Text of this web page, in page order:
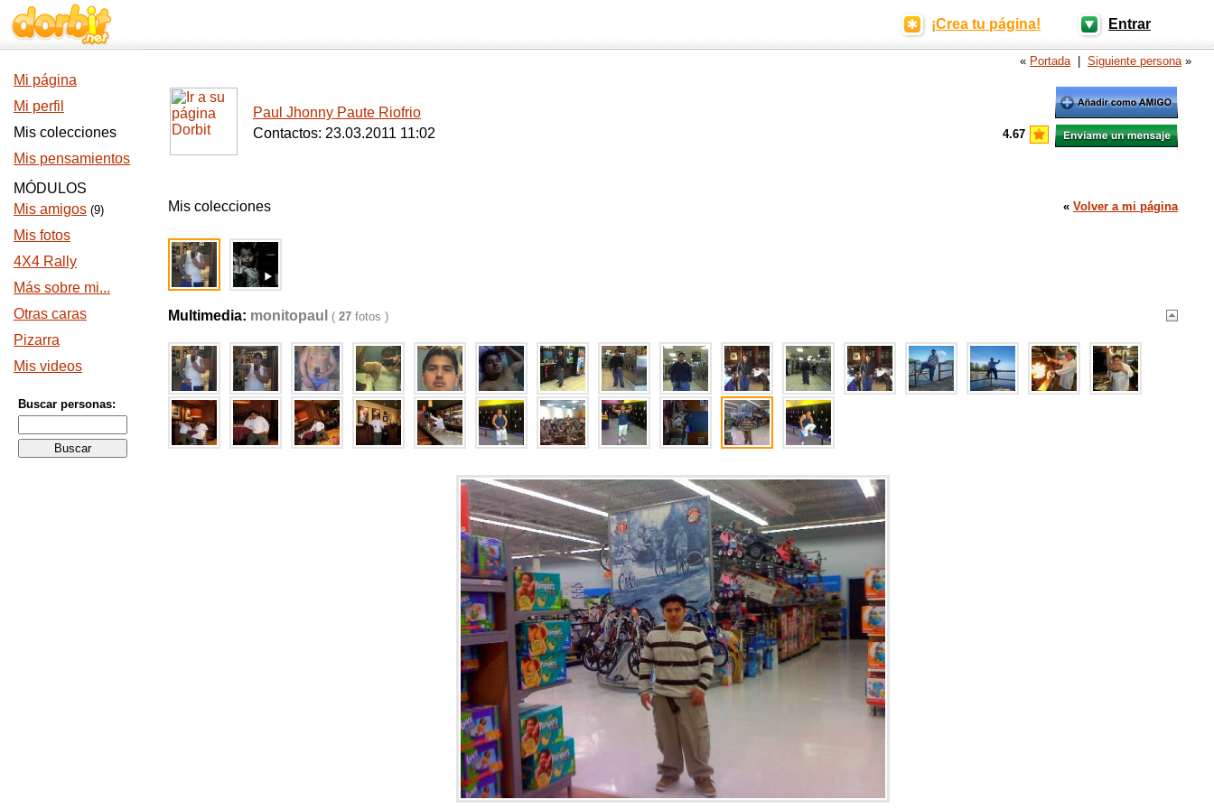
¡Crea tu página! Entrar
« Portada| Siguiente persona»
Mi página
Mi perfil
Mis colecciones
Mis pensamientos
MÓDULOS
Mis amigos (9)
Mis fotos
4X4 Rally
Más sobre mi...
Otras caras
Pizarra
Mis videos
Buscar personas:
Paul Jhonny Paute Riofrio
Contactos: 23.03.2011 11:02
4.67
Mis colecciones « Volver a mi página
Multimedia: monitopaul ( 27 fotos )